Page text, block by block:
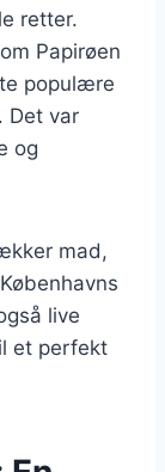
retter.
Papirøen
populære
Det var
og
mad,
live
et perfekt